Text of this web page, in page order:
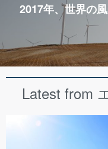
2017年、世界の
Latest from